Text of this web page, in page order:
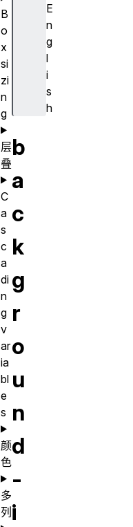
E
n
g
l
i
s
h
b
a
c
k
g
r
o
u
n
d
-
i
B
o
x
si
zi
n
g
层
叠
C
a
s
c
a
di
n
g
v
ar
ia
bl
e
s
颜
色
多
列